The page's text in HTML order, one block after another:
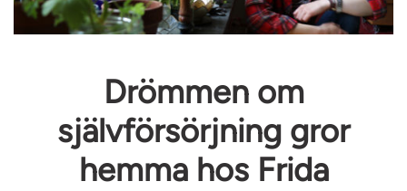
Drömmen om
självförsörjning gror
hemma hos Frida